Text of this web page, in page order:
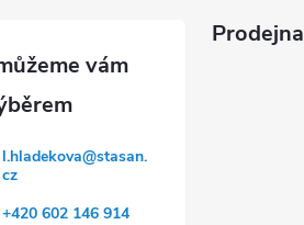
l.hladekova@stasan.
cz
+420 602 146 914
Prodejna